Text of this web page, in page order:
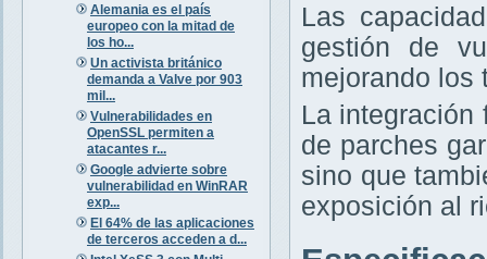
Alemania es el país
europeo con la mitad de
los ho...
Un activista británico
demanda a Valve por 903
mil...
Vulnerabilidades en
OpenSSL permiten a
atacantes r...
Google advierte sobre
vulnerabilidad en WinRAR
exp...
El 64% de las aplicaciones
de terceros acceden a d...
Las
gestión de
mejorando los
La integración
de parches
sino que
exposición al